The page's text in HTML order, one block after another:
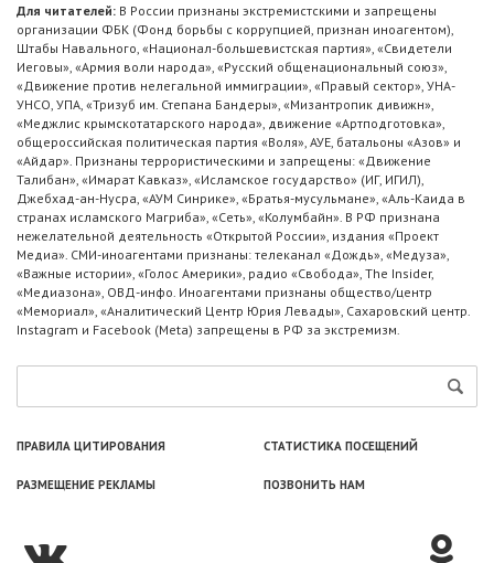
Для читателей: В России признаны экстремистскими и запрещены
организации ФБК (Фонд борьбы с коррупцией, признан иноагентом),
Штабы Навального, «Национал-большевистская партия», «Свидетели
Иеговы», «Армия воли народа», «Русский общенациональный союз»,
«Движение против нелегальной иммиграции», «Правый сектор», УНА-
УНСО, УПА, «Тризуб им. Степана Бандеры», «Мизантропик дивижн»,
«Меджлис крымскотатарского народа», движение «Артподготовка»,
общероссийская политическая партия «Воля», АУЕ, батальоны «Азов» и
«Айдар». Признаны террористическими и запрещены: «Движение
Талибан», «Имарат Кавказ», «Исламское государство» (ИГ, ИГИЛ),
Джебхад-ан-Нусра, «АУМ Синрике», «Братья-мусульмане», «Аль-Каида в
странах исламского Магриба», «Сеть», «Колумбайн». В РФ признана
нежелательной деятельность «Открытой России», издания «Проект
Медиа». СМИ-иноагентами признаны: телеканал «Дождь», «Медуза»,
«Важные истории», «Голос Америки», радио «Свобода», The Insider,
«Медиазона», ОВД-инфо. Иноагентами признаны общество/центр
«Мемориал», «Аналитический Центр Юрия Левады», Сахаровский центр.
Instagram и Facebook (Metа) запрещены в РФ за экстремизм.
ПРАВИЛА ЦИТИРОВАНИЯ СТАТИСТИКА ПОСЕЩЕНИЙ
РАЗМЕЩЕНИЕ РЕКЛАМЫ ПОЗВОНИТЬ НАМ